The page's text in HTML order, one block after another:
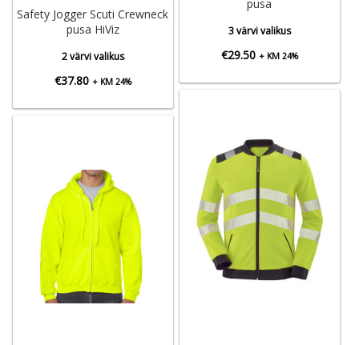
pusa
3 värvi valikus
€29.50 + KM 24%
Safety Jogger Scuti Crewneck
pusa HiViz
2 värvi valikus
€37.80 + KM 24%